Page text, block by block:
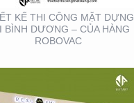
KẾ THI CÔNG MẶT DỰNG
BÌNH DƯƠNG – CỦA HÀNG
ROBOVAC